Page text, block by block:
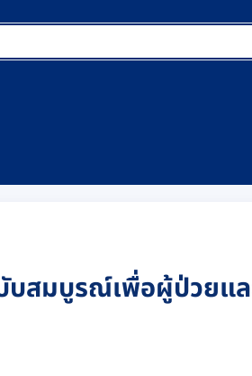
บสมบูรณ์เพื่อผู้ป่วยแ